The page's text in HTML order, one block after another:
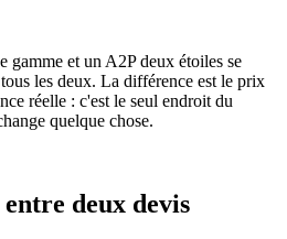
gamme et un A2P deux étoiles se
les deux. La différence est le prix
réelle : c'est le seul endroit du
quelque chose.
deux devis